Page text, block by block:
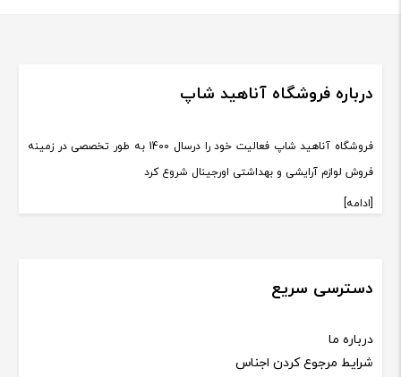
درباره فروشگاه آناهید شاپ
فروشگاه آناهید شاپ فعالیت خود را درسال 1400 به طور تخصصی در زمینه
فروش لوازم آرایشی و بهداشتی اورجینال شروع کرد
[ادامه]
دسترسی سریع
درباره ما
شرایط مرجوع کردن اجناس